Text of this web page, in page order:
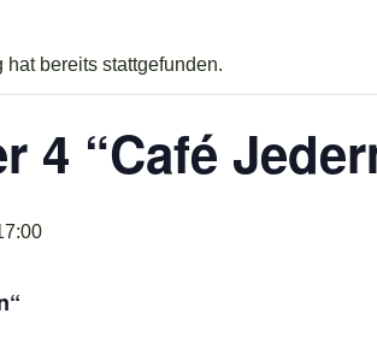
hat bereits stattgefunden.
4 “Café